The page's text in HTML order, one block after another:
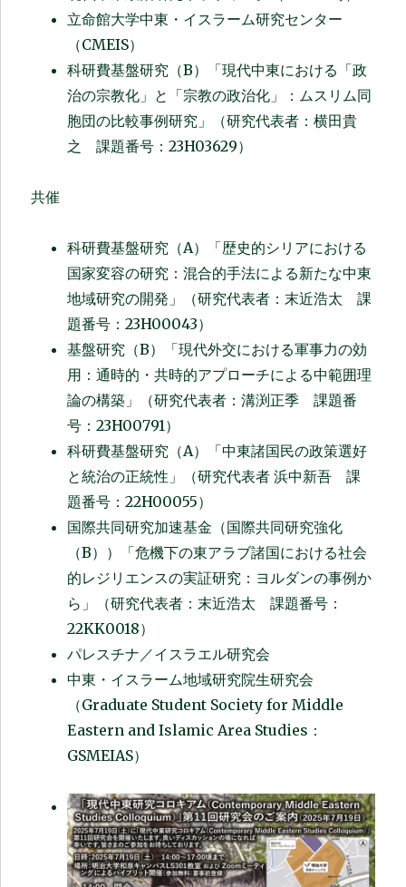
立命館大学中東・イスラーム研究センター
（CMEIS）
科研費基盤研究（B）「現代中東における「政
治の宗教化」と「宗教の政治化」：ムスリム同
胞団の比較事例研究」（研究代表者：横田貴
之 課題番号：23H03629）
共催
科研費基盤研究（A）「歴史的シリアにおける
国家変容の研究：混合的手法による新たな中東
地域研究の開発」（研究代表者：末近浩太 課
題番号：23H00043）
基盤研究（B）「現代外交における軍事力の効
用：通時的・共時的アプローチによる中範囲理
論の構築」（研究代表者：溝渕正季 課題番
号：23H00791）
科研費基盤研究（A）「中東諸国民の政策選好
と統治の正統性」（研究代表者 浜中新吾 課
題番号：22H00055）
国際共同研究加速基金（国際共同研究強化
（B））「危機下の東アラブ諸国における社会
的レジリエンスの実証研究：ヨルダンの事例か
ら」（研究代表者：末近浩太 課題番号：
22KK0018）
パレスチナ／イスラエル研究会
中東・イスラーム地域研究院生研究会
（Graduate Student Society for Middle
Eastern and Islamic Area Studies：
GSMEIAS）